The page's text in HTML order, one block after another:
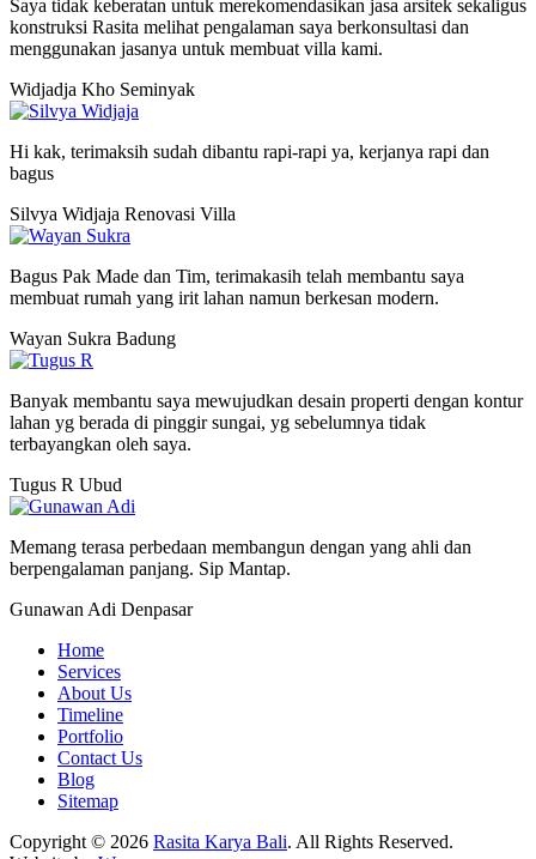
Saya tidak keberatan untuk merekomendasikan jasa arsitek sekaligus
konstruksi Rasita melihat pengalaman saya berkonsultasi dan
menggunakan jasanya untuk membuat villa kami.
Widjadja Kho Seminyak
Hi kak, terimaksih sudah dibantu rapi-rapi ya, kerjanya rapi dan
bagus
Silvya Widjaja Renovasi Villa
Bagus Pak Made dan Tim, terimakasih telah membantu saya
membuat rumah yang irit lahan namun berkesan modern.
Wayan Sukra Badung
Banyak membantu saya mewujudkan desain properti dengan kontur
lahan yg berada di pinggir sungai, yg sebelumnya tidak
terbayangkan oleh saya.
Tugus R Ubud
Memang terasa perbedaan membangun dengan yang ahli dan
berpengalaman panjang. Sip Mantap.
Gunawan Adi Denpasar
Home
Services
About Us
Timeline
Portfolio
Contact Us
Blog
Sitemap
Copyright © 2026 Rasita Karya Bali. All Rights Reserved.